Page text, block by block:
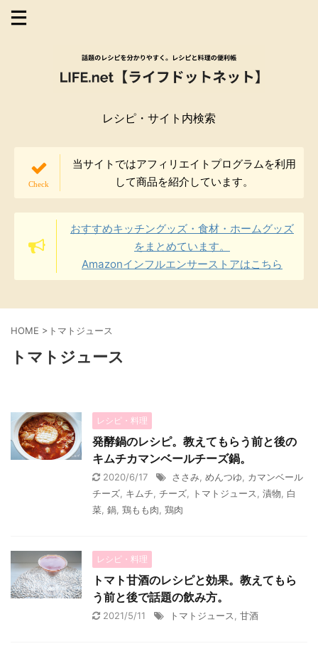
レシピ・サイト内検索
当サイトではアフィリエイトプログラムを利用
して商品を紹介しています。
おすすめキッチングッズ・食材・ホームグッズ
をまとめています。
Amazonインフルエンサーストアはこちら
HOME > トマトジュース
トマトジュース
レシピ・料理
発酵鍋のレシピ。教えてもらう前と後の
キムチカマンベールチーズ鍋。
2020/6/17 ささみ めんつゆ
カマンベール
チーズ キムチ チーズ トマトジュース 漬物
白
菜 鍋 鶏もも肉 鶏肉
レシピ・料理
トマト甘酒のレシピと効果。教えてもら
う前と後で話題の飲み方。
2021/5/11 トマトジュース 甘酒